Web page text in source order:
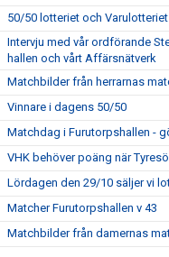
50/50 lotteriet och Varulotteriet
Intervju med vår ordförande
hallen och vårt Affärsnätverk
Matchbilder från herrarnas
Vinnare i dagens 50/50
Matchdag i Furutorpshallen -
VHK behöver poäng när
Lördagen den 29/10 säljer vi
Matcher Furutorpshallen v 43
Matchbilder från damernas